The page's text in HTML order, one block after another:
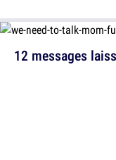
12 messages